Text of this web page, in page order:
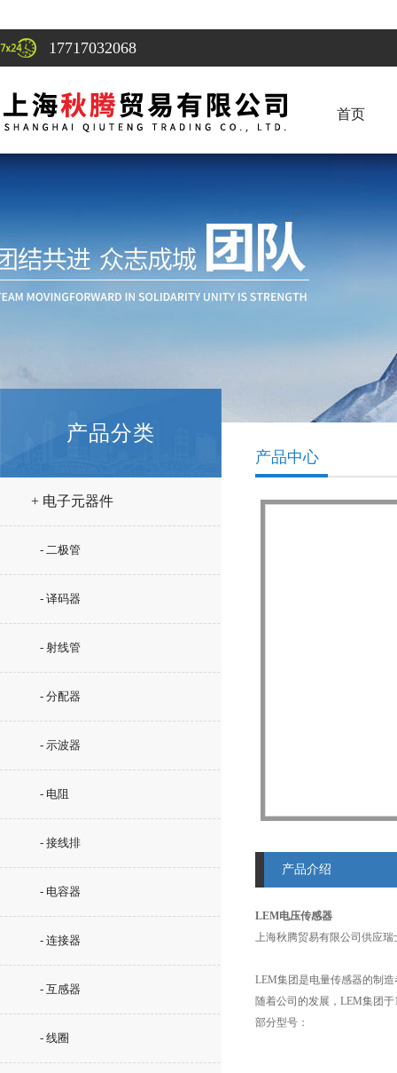
17717032068
首页
产品分类
+ 电子元器件
- 二极管
- 译码器
- 射线管
- 分配器
- 示波器
- 电阻
- 接线排
- 电容器
- 连接器
- 互感器
- 线圈
产品中心
产品介绍
LEM电压传感器
上海秋腾贸易有限公司供应
LEM集团是电量传感器的制
随着公司的发展，LEM集团
部分型号：